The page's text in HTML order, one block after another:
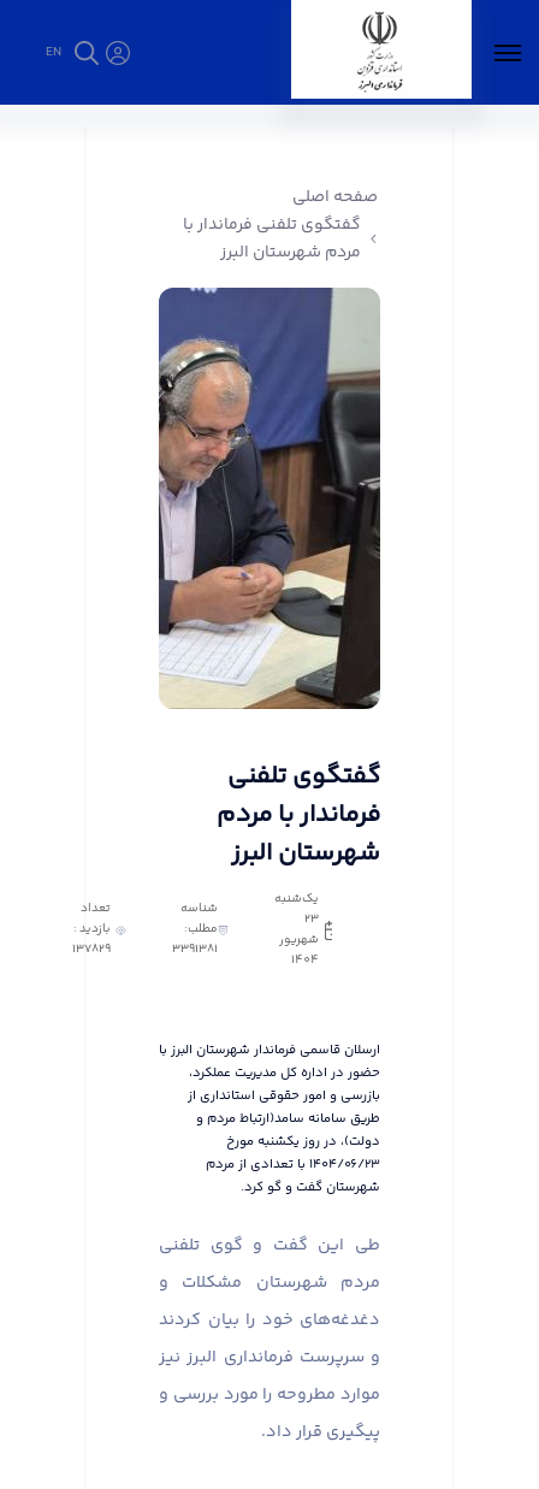
EN
صفحه اصلی
گفتگوی تلفنی فرماندار با
مردم شهرستان البرز
گفتگوی تلفنی
فرماندار با مردم
شهرستان البرز
یک‌شنبه
23
شهریور
1404
شناسه
مطلب:
3391381
تعداد
بازدید :
137829
ارسلان قاسمی فرماندار شهرستان البرز با
حضور در اداره کل مدیریت عملکرد،
بازرسی و امور حقوقی استانداری از
طریق سامانه سامد(ارتباط مردم و
دولت)، در روز یکشنبه مورخ
۱۴۰۴/۰۶/۲۳ با تعدادی از مردم
شهرستان گفت و گو کرد.
طی این گفت و گوی تلفنی
مردم شهرستان مشکلات و
دغدغه‌های خود را بیان کردند
و سرپرست فرمانداری البرز نیز
موارد مطروحه را مورد بررسی و
پیگیری قرار داد.